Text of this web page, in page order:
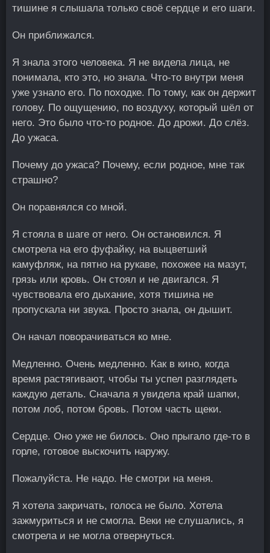
тишине я слышала только своё сердце и его шаги.
Он приближался.
Я знала этого человека. Я не видела лица, не
понимала, кто это, но знала. Что-то внутри меня
уже узнало его. По походке. По тому, как он держит
голову. По ощущению, по воздуху, который шёл от
него. Это было что-то родное. До дрожи. До слёз.
До ужаса.
Почему до ужаса? Почему, если родное, мне так
страшно?
Он поравнялся со мной.
Я стояла в шаге от него. Он остановился. Я
смотрела на его фуфайку, на выцветший
камуфляж, на пятно на рукаве, похожее на мазут,
грязь или кровь. Он стоял и не двигался. Я
чувствовала его дыхание, хотя тишина не
пропускала ни звука. Просто знала, он дышит.
Он начал поворачиваться ко мне.
Медленно. Очень медленно. Как в кино, когда
время растягивают, чтобы ты успел разглядеть
каждую деталь. Сначала я увидела край шапки,
потом лоб, потом бровь. Потом часть щеки.
Сердце. Оно уже не билось. Оно прыгало где-то в
горле, готовое выскочить наружу.
Пожалуйста. Не надо. Не смотри на меня.
Я хотела закричать, голоса не было. Хотела
зажмуриться и не смогла. Веки не слушались, я
смотрела и не могла отвернуться.